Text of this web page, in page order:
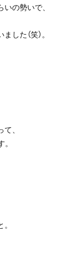
の勢いで、
た（笑）。
、